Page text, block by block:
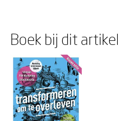
Boek bij dit artikel